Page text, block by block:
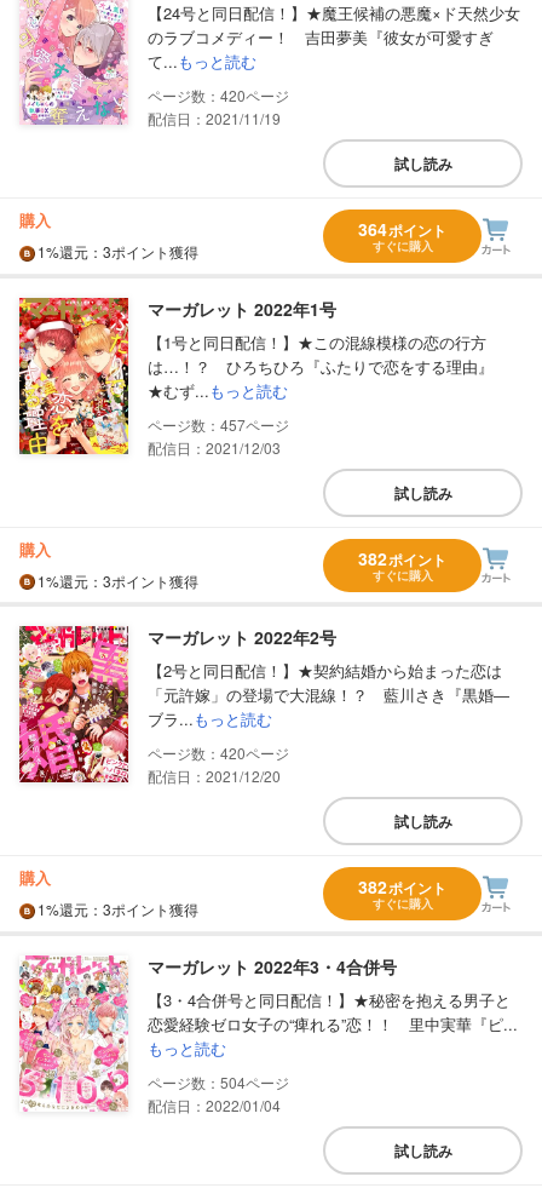
【24号と同日配信！】★魔王候補の悪魔×ド天然少女
のラブコメディー！ 吉田夢美『彼女が可愛すぎ
て...もっと読む
420
配信日：2021/11/19
試し読み
購入
1%還元 ：3ポイント獲得
364ポイント
すぐに購入
マーガレット 2022年1号
【1号と同日配信！】★この混線模様の恋の行方
は…！？ ひろちひろ『ふたりで恋をする理由』
★むず...もっと読む
457
配信日：2021/12/03
試し読み
購入
1%還元 ：3ポイント獲得
382ポイント
すぐに購入
マーガレット 2022年2号
【2号と同日配信！】★契約結婚から始まった恋は
「元許嫁」の登場で大混線！？ 藍川さき『黒婚―
ブラ...もっと読む
420
配信日：2021/12/20
試し読み
購入
1%還元 ：3ポイント獲得
382ポイント
すぐに購入
マーガレット 2022年3・4合併号
【3・4合併号と同日配信！】★秘密を抱える男子と
恋愛経験ゼロ女子の“痺れる”恋！！ 里中実華『ピ...
もっと読む
504
配信日：2022/01/04
試し読み